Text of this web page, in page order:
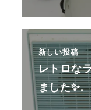
新しい投稿
レトロな
ました✨.